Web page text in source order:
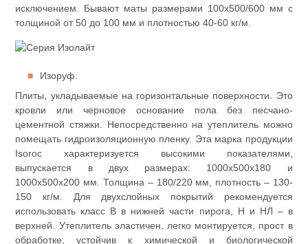
исключением. Бывают маты размерами 100х500/600 мм с
толщиной от 50 до 100 мм и плотностью 40-60 кг/м.
Изоруф.
Плиты, укладываемые на горизонтальные поверхности. Это
кровли или черновое основание пола без песчано-
цементной стяжки. Непосредственно на утеплитель можно
помещать гидроизоляционную пленку. Эта марка продукции
Isoroc характеризуется высокими показателями,
выпускается в двух размерах: 1000х500х180 и
1000х500х200 мм. Толщина – 180/220 мм, плотность – 130-
150 кг/м. Для двухслойных покрытий рекомендуется
использовать класс В в нижней части пирога, Н и НЛ – в
верхней. Утеплитель эластичен, легко монтируется, прост в
обработке, устойчив к химической и биологической